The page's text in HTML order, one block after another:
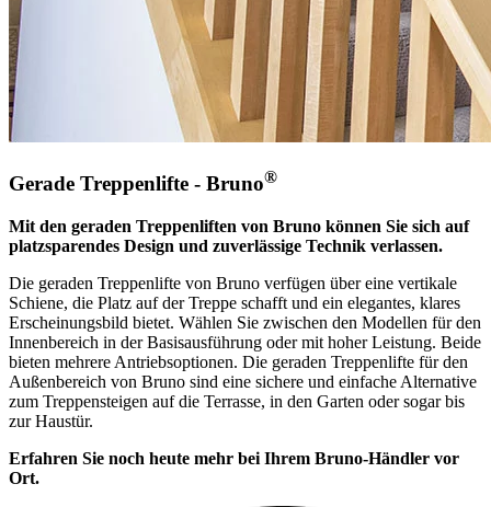
Gerade Treppenlifte - Bruno®
Mit den geraden Treppenliften von Bruno können Sie sich auf
platzsparendes Design und zuverlässige Technik verlassen.
Die geraden Treppenlifte von Bruno verfügen über eine vertikale
Schiene, die Platz auf der Treppe schafft und ein elegantes, klares
Erscheinungsbild bietet. Wählen Sie zwischen den Modellen für den
Innenbereich in der Basisausführung oder mit hoher Leistung. Beide
bieten mehrere Antriebsoptionen. Die geraden Treppenlifte für den
Außenbereich von Bruno sind eine sichere und einfache Alternative
zum Treppensteigen auf die Terrasse, in den Garten oder sogar bis
zur Haustür.
Erfahren Sie noch heute mehr bei Ihrem Bruno-Händler vor
Ort.